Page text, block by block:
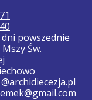
powszednie
Św.